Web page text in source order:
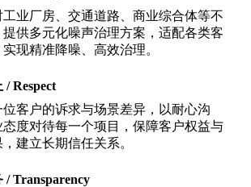
业厂房、交通道路、商业综合体等不
提供多元化噪声治理方案，适配各类客
实现精准降噪、高效治理。
/ Respect
客户的诉求与场景差异，以耐心沟
态度对待每一个项目，保障客户权益与
建立长期信任关系。
/ Transparency